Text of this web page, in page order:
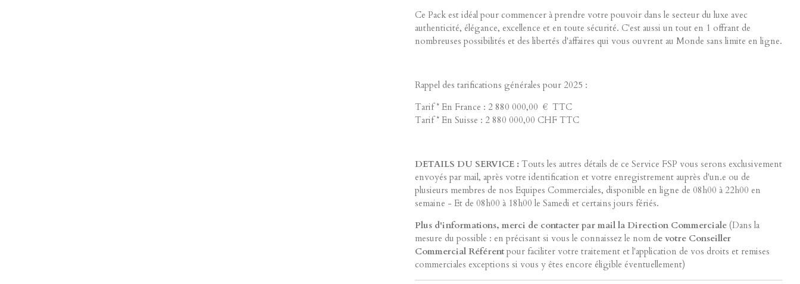
Ce Pack est idéal pour commencer à prendre votre pouvoir dans le secteur du luxe avec
authenticité, élégance, excellence et en toute sécurité. C'est aussi un tout en 1 offrant de
nombreuses possibilités et des libertés d'affaires qui vous ouvrent au Monde sans limite en ligne.
Rappel des tarifications générales pour 2025 :
Tarif * En France : 2 880 000,00 € TTC
Tarif * En Suisse : 2 880 000,00 CHF TTC
DETAILS DU SERVICE : Touts les autres détails de ce Service FSP vous serons exclusivement
envoyés par mail, après votre identification et votre enregistrement auprès d'un.e ou de
plusieurs membres de nos Equipes Commerciales, disponible en ligne de 08h00 à 22h00 en
semaine - Et de 08h00 à 18h00 le Samedi et certains jours fériés.
Plus d'informations, merci de contacter par mail la Direction Commerciale (Dans la
mesure du possible : en précisant si vous le connaissez le nom de votre Conseiller
Commercial Référent pour faciliter votre traitement et l'application de vos droits et remises
commerciales exceptions si vous y êtes encore éligible éventuellement)